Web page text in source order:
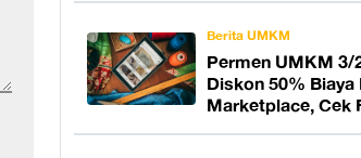
Berita UMKM
Permen UMKM 3/
Diskon 50% Biaya
Marketplace, Cek